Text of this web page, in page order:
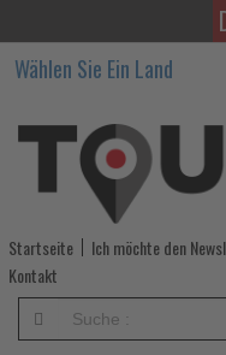
Crystal
gibt
ersten
Blick
auf
das
Bistro
Wählen Sie Ein Land
Startseite Ich möchte den
Kontakt